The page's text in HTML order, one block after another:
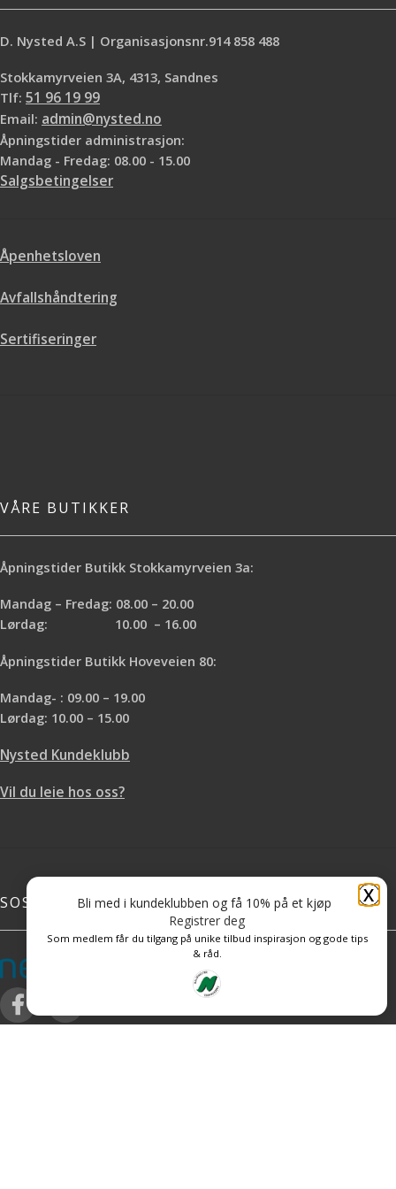
D. Nysted A.S | Organisasjonsnr.914 858 488
Stokkamyrveien 3A, 4313, Sandnes
Tlf: 51 96 19 99
Email: admin@nysted.no
Åpningstider administrasjon:
Mandag - Fredag: 08.00 - 15.00
Salgsbetingelser
Åpenhetsloven
Avfallshåndtering
Sertifiseringer
VÅRE BUTIKKER
Åpningstider Butikk Stokkamyrveien 3a:
Mandag – Fredag: 08.00 – 20.00
Lørdag: 10.00 – 16.00
Åpningstider Butikk Hoveveien 80:
Mandag- : 09.00 – 19.00
Lørdag: 10.00 – 15.00
Nysted Kundeklubb
Vil du leie hos oss?
SOSIALE MEDIER X
Bli med i kundeklubben og få 10% på et kjøp
Registrer deg
Som medlem får du tilgang på unike tilbud inspirasjon og gode tips
& råd.